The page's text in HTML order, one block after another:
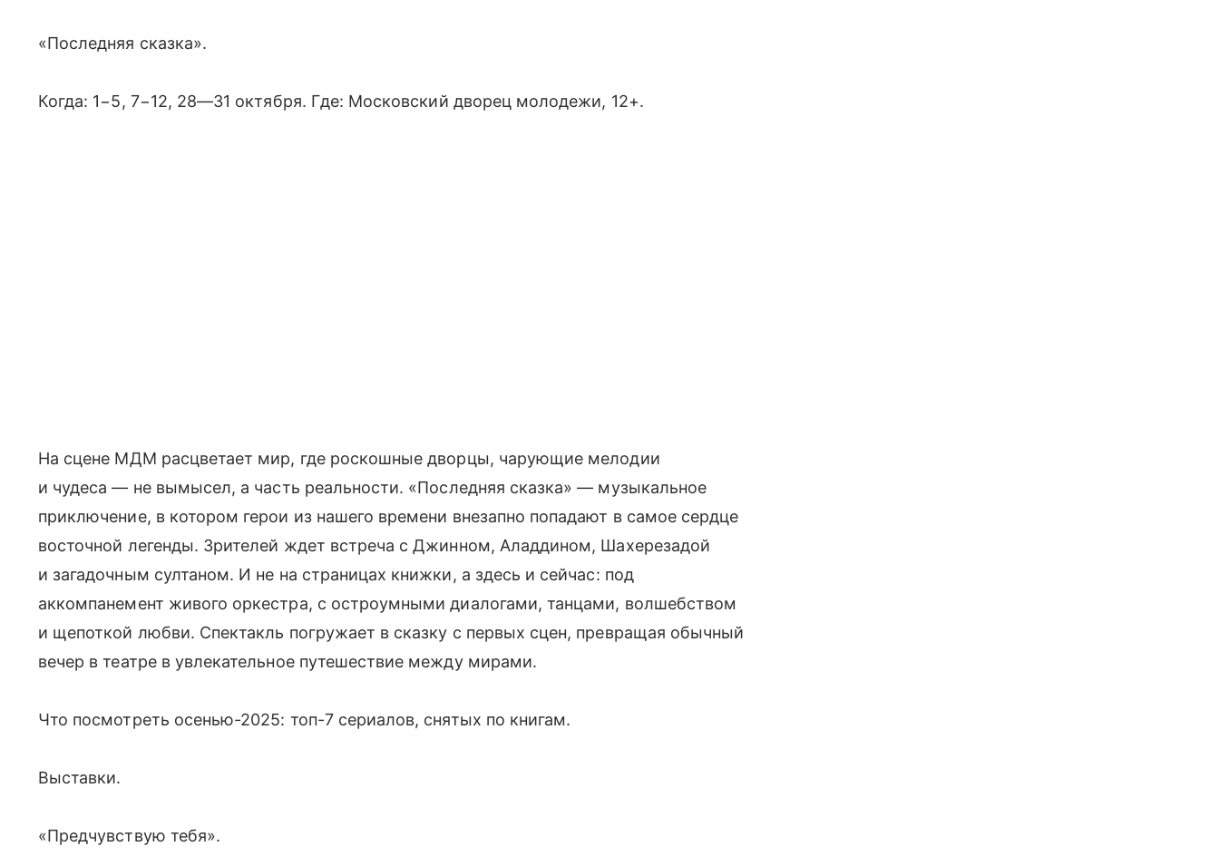
«Последняя сказка».
Когда: 1−5, 7−12, 28—31 октября. Где: Московский дворец молодежи, 12+.
На сцене МДМ расцветает мир, где роскошные дворцы, чарующие мелодии
и чудеса — не вымысел, а часть реальности. «Последняя сказка» — музыкальное
приключение, в котором герои из нашего времени внезапно попадают в самое сердце
восточной легенды. Зрителей ждет встреча с Джинном, Аладдином, Шахерезадой
и загадочным султаном. И не на страницах книжки, а здесь и сейчас: под
аккомпанемент живого оркестра, с остроумными диалогами, танцами, волшебством
и щепоткой любви. Спектакль погружает в сказку с первых сцен, превращая обычный
вечер в театре в увлекательное путешествие между мирами.
Что посмотреть осенью-2025: топ-7 сериалов, снятых по книгам.
Выставки.
«Предчувствую тебя».